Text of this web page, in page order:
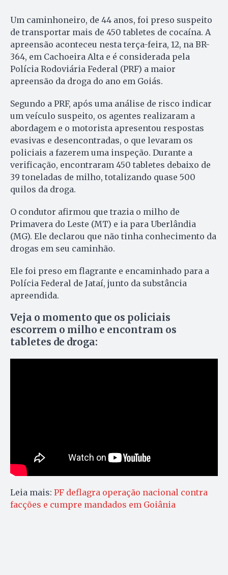
Um caminhoneiro, de 44 anos, foi preso suspeito
de transportar mais de 450 tabletes de cocaína. A
apreensão aconteceu nesta terça-feira, 12, na BR-
364, em Cachoeira Alta e é considerada pela
Polícia Rodoviária Federal (PRF) a maior
apreensão da droga do ano em Goiás.
Segundo a PRF, após uma análise de risco indicar
um veículo suspeito, os agentes realizaram a
abordagem e o motorista apresentou respostas
evasivas e desencontradas, o que levaram os
policiais a fazerem uma inspeção. Durante a
verificação, encontraram 450 tabletes debaixo de
39 toneladas de milho, totalizando quase 500
quilos da droga.
O condutor afirmou que trazia o milho de
Primavera do Leste (MT) e ia para Uberlândia
(MG). Ele declarou que não tinha conhecimento da
drogas em seu caminhão.
Ele foi preso em flagrante e encaminhado para a
Polícia Federal de Jataí, junto da substância
apreendida.
Veja o momento que os policiais
escorrem o milho e encontram os
tabletes de droga:
Leia mais: PF deflagra operação nacional contra
facções e cumpre mandados em Goiânia